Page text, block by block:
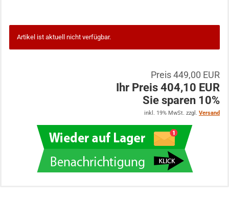
Artikel ist aktuell nicht verfügbar.
Preis 449,00 EUR
Ihr Preis 404,10 EUR
Sie sparen 10%
inkl. 19% MwSt. zzgl. Versand